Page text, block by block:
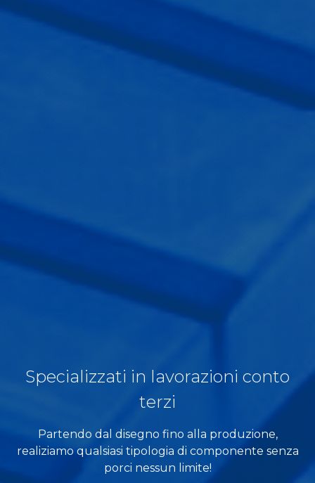
Specializzati in lavorazioni conto
terzi
Partendo dal disegno fino alla produzione,
realiziamo qualsiasi tipologia di componente senza
porci nessun limite!